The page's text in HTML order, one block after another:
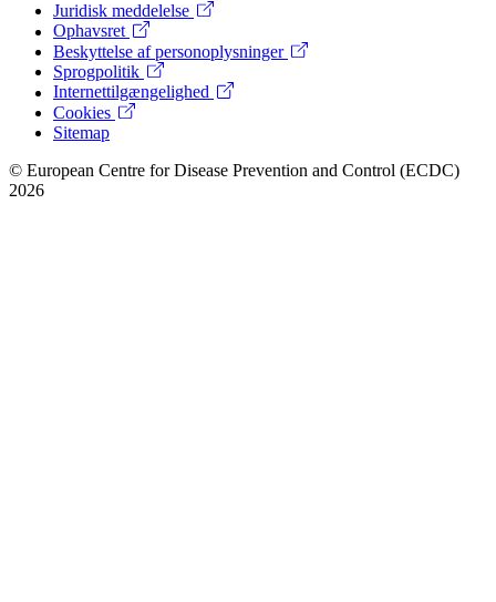
Footer
Menu
Juridisk meddelelse
Ophavsret
Beskyttelse af personoplysninger
Sprogpolitik
Internettilgængelighed
Cookies
Sitemap
© European Centre for Disease Prevention and Control (ECDC)
2026